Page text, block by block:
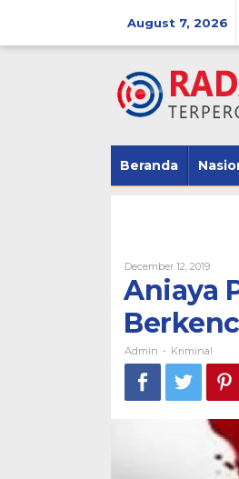
August 7, 2026
Beranda
December 12, 2019
Aniaya
Admin - Kriminal